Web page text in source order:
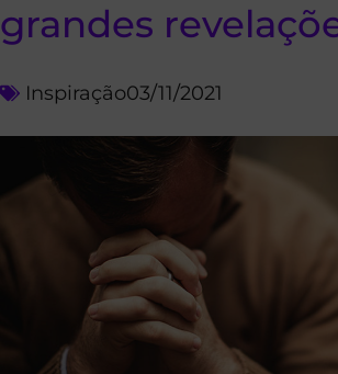
grandes
Inspiração03/11/2021